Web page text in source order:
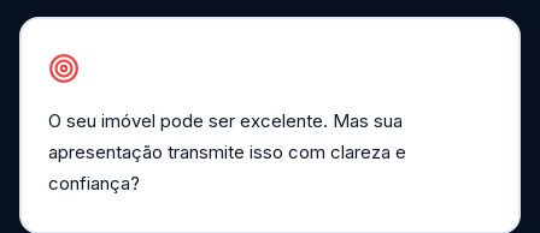
O seu imóvel pode ser excelente. Mas sua
apresentação transmite isso com clareza e
confiança?